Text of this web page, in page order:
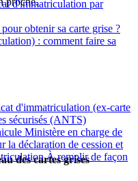
des cartes grises
d'immatriculation par
obtenir sa carte grise ?
: comment faire sa
d'immatriculation (ex-carte
sécurisés (ANTS)
Ministère en charge de
la déclaration de cession et
À remplir de façon